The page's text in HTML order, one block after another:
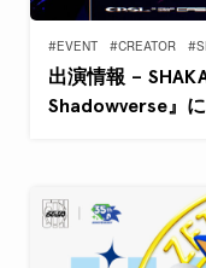
#EVENT #CREATOR
出演情報 –
Shadowverse』